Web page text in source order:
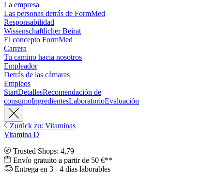
La empresa
Las personas detrás de FormMed
Responsabilidad
Wissenschaftlicher Beirat
El concepto FormMed
Carrera
Tu camino hacia nosotros
Empleador
Detrás de las cámaras
Empleos
StartDetallesRecomendación de
consumoIngredientesLaboratorioEvaluación
Zurück zu: Vitaminas
Vitamina D
Trusted Shops: 4,79
Envío gratuito a partir de 50 €**
Entrega en 3 - 4 días laborables